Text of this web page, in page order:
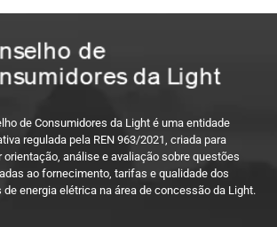
de Consumidores da Light é uma entidade
regulada pela REN 963/2021, criada para
orientação, análise e avaliação sobre questões
ao fornecimento, tarifas e qualidade dos
de energia elétrica na área de concessão da Light.